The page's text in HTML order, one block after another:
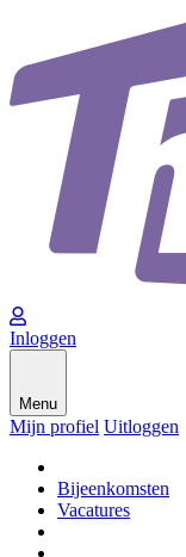
Inloggen
Menu
Mijn profiel Uitloggen
Bijeenkomsten
Vacatures